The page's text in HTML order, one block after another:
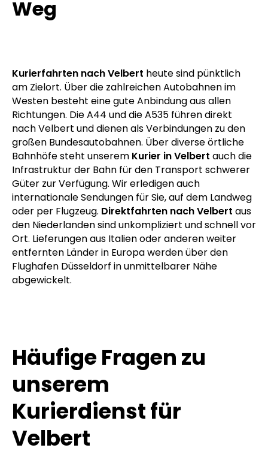
Weg
Kurierfahrten nach Velbert heute sind pünktlich
am Zielort. Über die zahlreichen Autobahnen im
Westen besteht eine gute Anbindung aus allen
Richtungen. Die A44 und die A535 führen direkt
nach Velbert und dienen als Verbindungen zu den
großen Bundesautobahnen. Über diverse örtliche
Bahnhöfe steht unserem Kurier in Velbert auch die
Infrastruktur der Bahn für den Transport schwerer
Güter zur Verfügung. Wir erledigen auch
internationale Sendungen für Sie, auf dem Landweg
oder per Flugzeug. Direktfahrten nach Velbert aus
den Niederlanden sind unkompliziert und schnell vor
Ort. Lieferungen aus Italien oder anderen weiter
entfernten Länder in Europa werden über den
Flughafen Düsseldorf in unmittelbarer Nähe
abgewickelt.
Häufige Fragen zu
unserem
Kurierdienst für
Velbert